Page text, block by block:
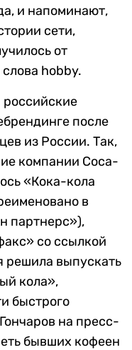
и напоминают,
сети,
от
hobby.
российские
после
из России. Так,
компании Coca-
«Кока-кола
в
партнерс»),
со ссылкой
выпускать
кола»,
быстрого
на пресс-
бывших кофеен